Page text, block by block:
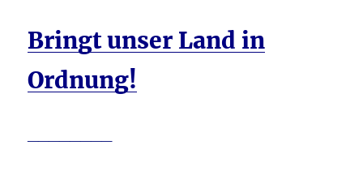
Bringt unser Land in
Ordnung!